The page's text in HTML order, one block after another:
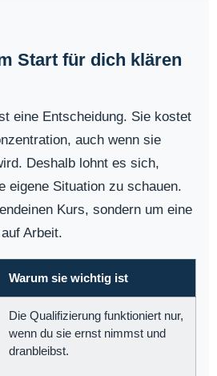
Start für dich klären
eine Entscheidung. Sie kostet
auch wenn sie
Deshalb lohnt es sich,
eigene Situation zu schauen.
Kurs, sondern um eine
Arbeit.
Warum sie wichtig ist
Die Qualifizierung funktioniert nur,
wenn du sie ernst nimmst und
dranbleibst.